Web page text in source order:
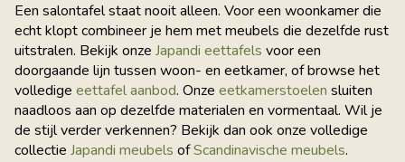
Een salontafel staat nooit alleen. Voor een woonkamer die
echt klopt combineer je hem met meubels die dezelfde rust
uitstralen. Bekijk onze Japandi eettafels voor een
doorgaande lijn tussen woon- en eetkamer, of browse het
volledige eettafel aanbod. Onze eetkamerstoelen sluiten
naadloos aan op dezelfde materialen en vormentaal. Wil je
de stijl verder verkennen? Bekijk dan ook onze volledige
collectie Japandi meubels ofScandinavische meubels.